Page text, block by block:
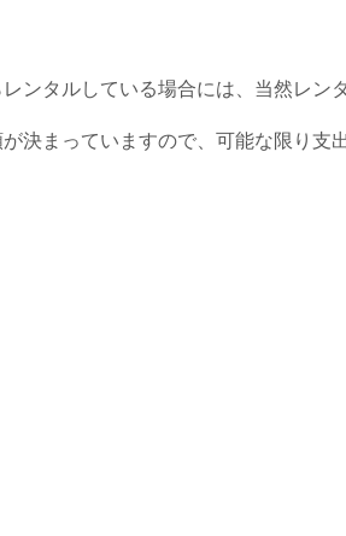
ンタルしている場合には、当然レン
決まっていますので、可能な限り支